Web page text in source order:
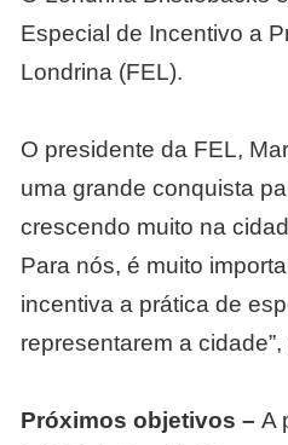
Especial de Incentivo a
Londrina (FEL).
O presidente da FEL,
uma grande conquista
crescendo muito na
Para nós, é muito
incentiva a prática de
representarem a cidade”,
Próximos objetivos – A